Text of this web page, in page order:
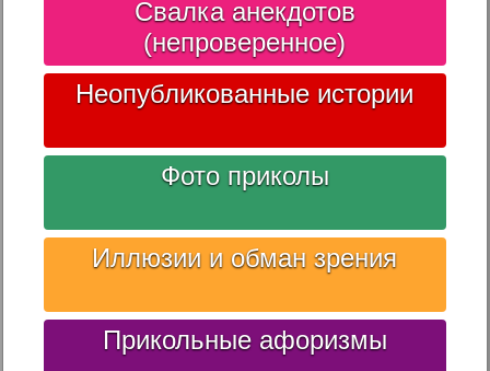
Свалка анекдотов
(непроверенное)
Неопубликованные истории
Фото приколы
Иллюзии и обман зрения
Прикольные афоризмы